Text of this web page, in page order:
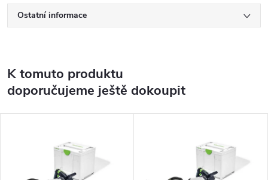
Ostatní informace
K tomuto produktu
doporučujeme ještě dokoupit